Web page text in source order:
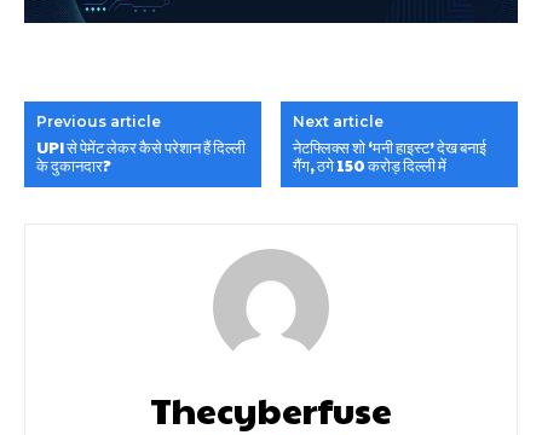
Previous article
UPI से पेमेंट लेकर कैसे परेशान हैं दिल्ली
के दुकानदार?
Next article
नेटफ्लिक्स शो ‘मनी हाइस्ट’ देख बनाई
गैंग, ठगे 150 करोड़ दिल्ली में
Thecyberfuse